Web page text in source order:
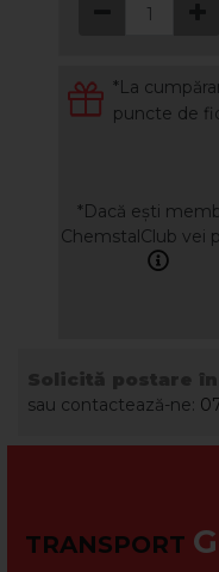
*La
puncte de
*Dacă ești
ChemstalClub vei
sau contactează-ne:
TRANSPORT